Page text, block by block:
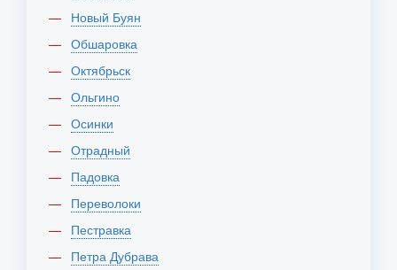
Новый Буян
Обшаровка
Октябрьск
Ольгино
Осинки
Отрадный
Падовка
Переволоки
Пестравка
Петра Дубрава